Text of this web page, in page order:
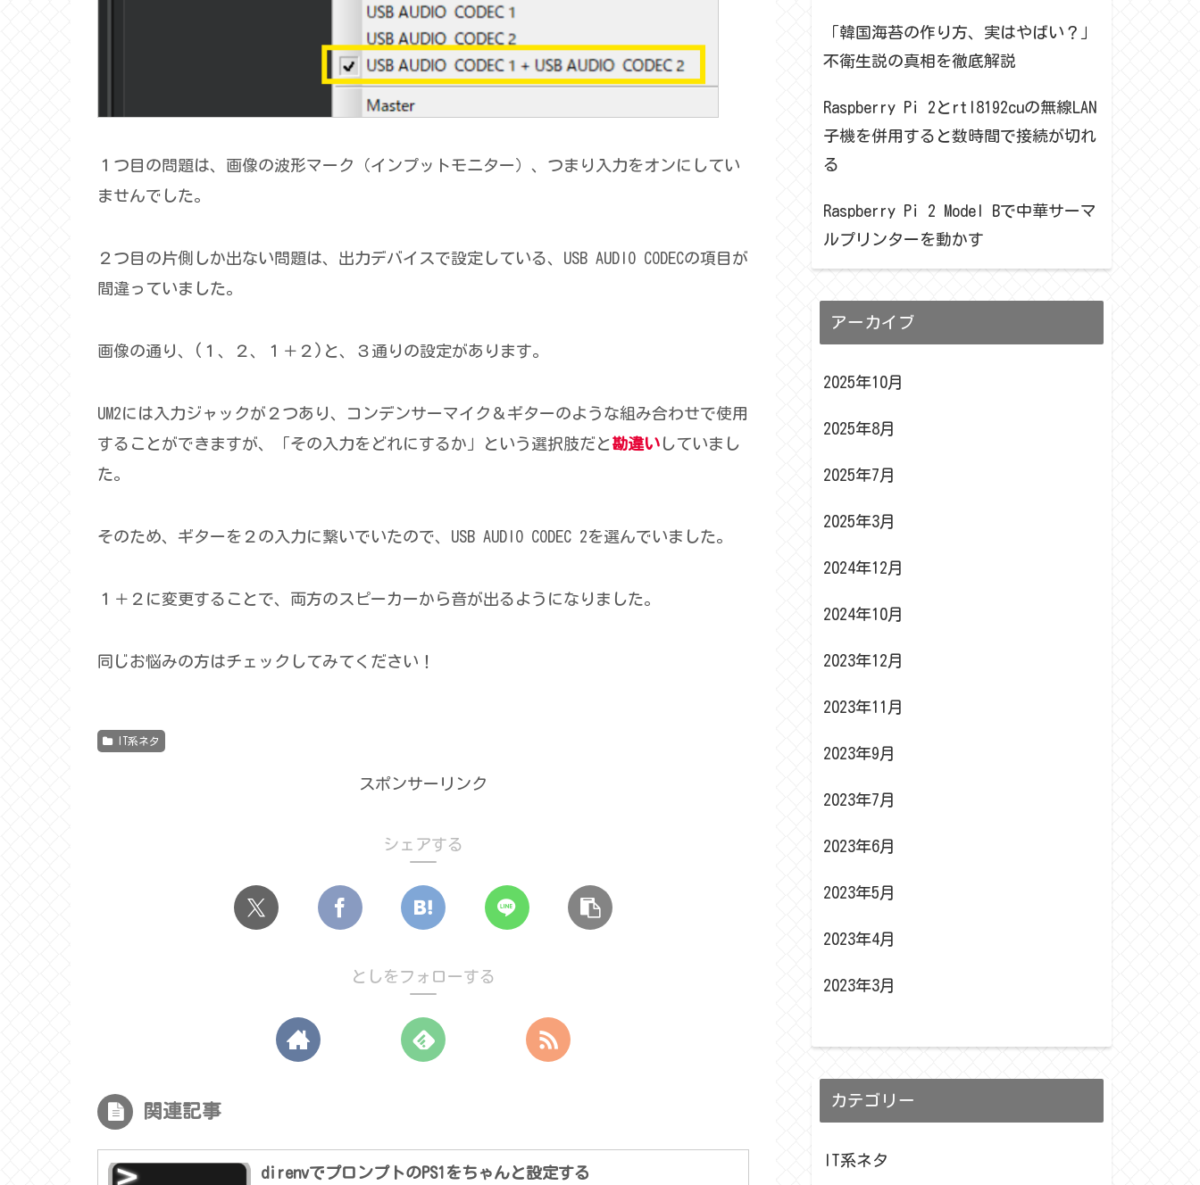
１つ目の問題は、画像の波形マーク（インプットモニター）、つまり入力をオンにしてい
ませんでした。
２つ目の片側しか出ない問題は、出力デバイスで設定している、USB AUDIO CODECの項目が
間違っていました。
画像の通り、(１、２、１＋２)と、３通りの設定があります。
UM2には入力ジャックが２つあり、コンデンサーマイク＆ギターのような組み合わせで使用
することができますが、「その入力をどれにするか」という選択肢だと勘違い していまし
た。
そのため、ギターを２の入力に繋いでいたので、USB AUDIO CODEC 2を選んでいました。
１＋２に変更することで、両方のスピーカーから音が出るようになりました。
同じお悩みの方はチェックしてみてください！
IT系ネタ
スポンサーリンク
シェアする
としをフォローする
関連記事
direnvでプロンプトのPS1をちゃんと設定する
「韓国海苔の作り方、実はやばい？」
不衛生説の真相を徹底解説
Raspberry Pi 2とrtl8192cuの無線LAN
子機を併用すると数時間で接続が切れ
る
Raspberry Pi 2 Model Bで中華サーマ
ルプリンターを動かす
アーカイブ
2025年10月
2025年8月
2025年7月
2025年3月
2024年12月
2024年10月
2023年12月
2023年11月
2023年9月
2023年7月
2023年6月
2023年5月
2023年4月
2023年3月
カテゴリー
IT系ネタ